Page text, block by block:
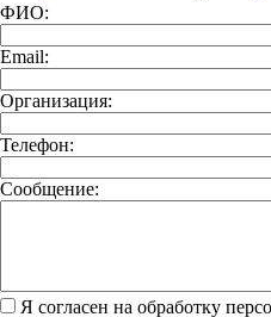
ФИО:
Email:
Организация:
Телефон:
Сообщение:
Я согласен на обработку